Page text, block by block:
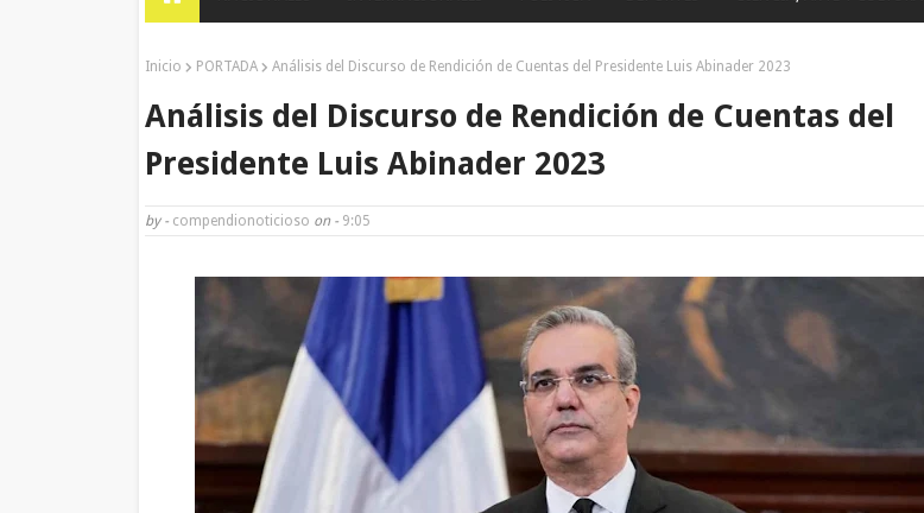
Inicio PORTADA Análisis del Discurso de Rendición de Cuentas del Presidente Luis Abinader 2023
Análisis del Discurso de Rendición de Cuentas del
Presidente Luis Abinader 2023
by - compendionoticioso on - 9:05